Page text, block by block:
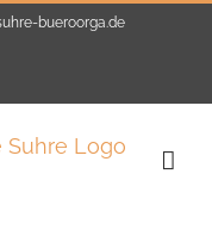
bueroorga.de